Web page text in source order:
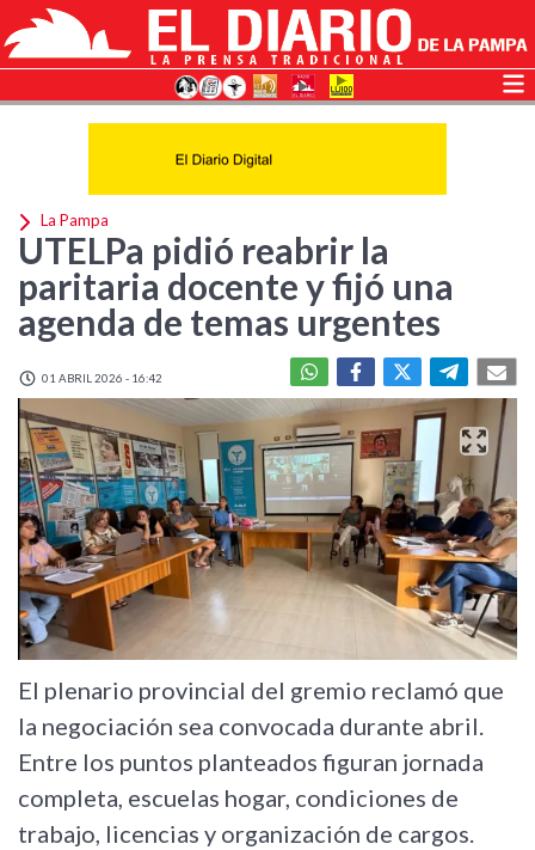
La Pampa
UTELPa pidió reabrir la
paritaria docente y fijó una
agenda de temas urgentes
01 ABRIL 2026 - 16:42
El plenario provincial del gremio reclamó que
la negociación sea convocada durante abril.
Entre los puntos planteados figuran jornada
completa, escuelas hogar, condiciones de
trabajo, licencias y organización de cargos.